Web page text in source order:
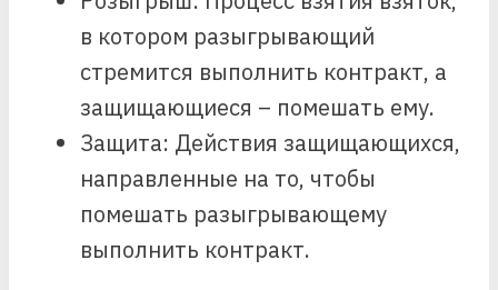
в котором разыгрывающий
стремится выполнить контракт, а
защищающиеся – помешать ему.
Защита: Действия защищающихся,
направленные на то, чтобы
помешать разыгрывающему
выполнить контракт.